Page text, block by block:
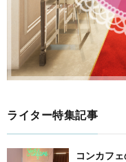
ライター特集記事
コンカフ